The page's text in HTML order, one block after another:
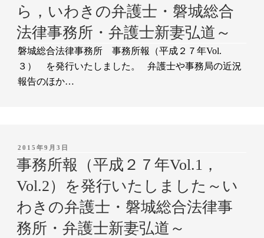
ら，いわきの弁護士・磐城総合
法律事務所・弁護士新妻弘道～
磐城総合法律事務所 事務所報（平成２７年Vol.
３） を発行いたしました。 弁護士や事務局の近況
報告のほか…
投
稿
日:
2015年9月3日
事務所報（平成２７年Vol.1，
Vol.2）を発行いたしました～い
わきの弁護士・磐城総合法律事
務所・弁護士新妻弘道～